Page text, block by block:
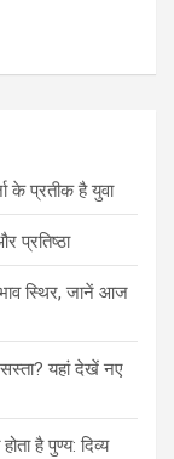
के प्रतीक है युवा
प्रतिष्ठा
स्थिर, जानें आज
यहां देखें नए
है पुण्य: दिव्य